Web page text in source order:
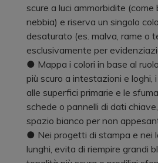
scure a luci ammorbidite (come
nebbia) e riserva un singolo
desaturato (es. malva, rame o
esclusivamente per
● Mappa i colori in base al
più scuro a intestazioni e loghi,
alle superfici primarie e le
schede o pannelli di dati
spazio bianco per non
● Nei progetti di stampa e nei
lunghi, evita di riempire grandi